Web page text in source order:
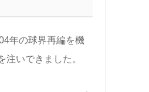
年の球界再編を機
いできました。